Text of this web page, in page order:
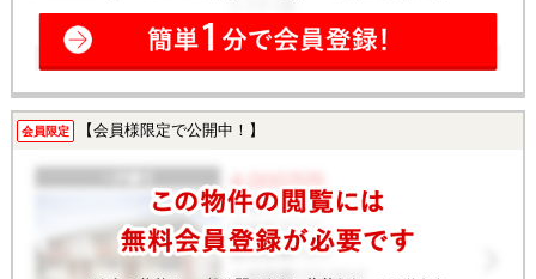
会員限定 【会員様限定で公開中！】